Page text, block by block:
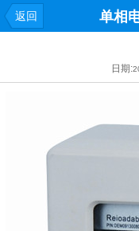
返回 单相
日期: